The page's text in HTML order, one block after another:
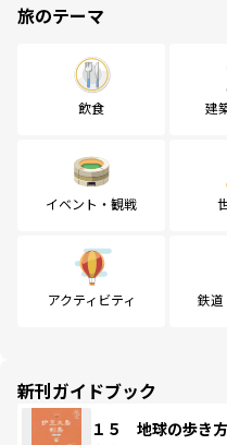
旅のテーマ
飲食 建
イベント・観戦
アクティビティ 鉄道
新刊ガイドブック
１５ 地球の歩き